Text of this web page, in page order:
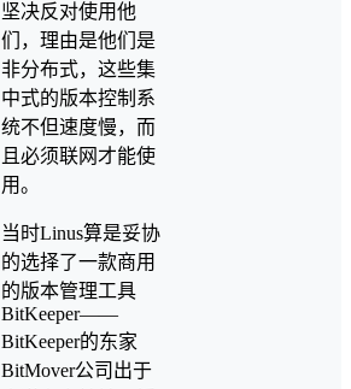
坚决反对使用他
们，理由是他们是
非分布式，这些集
中式的版本控制系
统不但速度慢，而
且必须联网才能使
用。
当时Linus算是妥协
的选择了一款商用
的版本管理工具
BitKeeper——
BitKeeper的东家
BitMover公司出于